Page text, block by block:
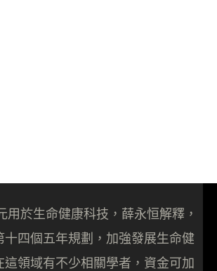
用於生命健康科技，薛永恒解釋，
十四個五年規劃，加強發展生命健
這領域有不少相關學者，資金可加